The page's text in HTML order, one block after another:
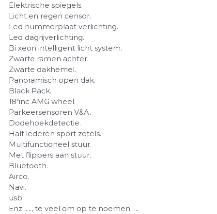
Elektrische spiegels.
Licht en regen censor.
Led nummerplaat verlichting.
Led dagrijverlichting.
Bi xeon intelligent licht system.
Zwarte ramen achter.
Zwarte dakhemel.
Panoramisch open dak.
Black Pack.
18"inc AMG wheel.
Parkeersensoren V&A.
Dodehoekdetectie.
Half lederen sport zetels.
Multifunctioneel stuur.
Met flippers aan stuur.
Bluetooth.
Airco.
Navi.
usb.
Enz ....., te veel om op te noemen…..